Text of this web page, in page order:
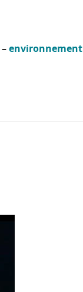
–environnement